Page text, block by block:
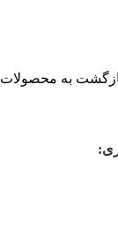
به محصولات